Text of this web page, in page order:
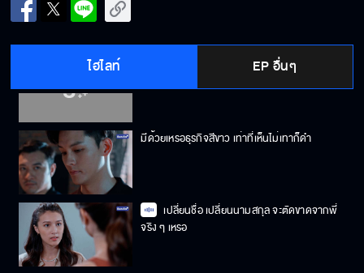
ไฮไลท์ EP อื่นๆ
เรามันนักธุรกิจหนุ่มเจ้าเสน่ห์ด้วยกันทั้งคู่
มีด้วยเหรอธุรกิจสีขาว เท่าที่เห็นไม่เทาก็ดำ
เปลี่ยนชื่อ เปลี่ยนนามสกุล จะตัดขาดจากพี่
จริง ๆ เหรอ